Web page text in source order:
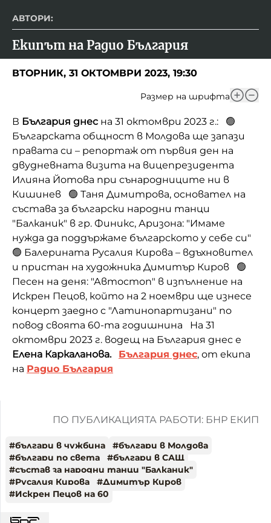
АВТОРИ:
Екипът на Радио България
ВТОРНИК, 31 ОКТОМВРИ 2023, 19:30
Размер на шрифта
В България днес на 31 октомври 2023 г.: 🟢
Българската общност в Молдова ще запази
правата си – репортаж от първия ден на
двудневната визита на вицепрезидента
Илияна Йотова при сънародниците ни в
Кишинев 🟢 Таня Димитрова, основател на
състава за български народни танци
"Балканик" в гр. Финикс, Аризона: "Имаме
нужда да поддържаме българското у себе си"
🟢 Балерината Русалия Кирова – вдъхновител
и пристан на художника Димитър Киров 🟢
Песен на деня: "Автостоп" в изпълнение на
Искрен Пецов, който на 2 ноември ще изнесе
концерт заедно с "Латинопартизани" по
повод своята 60-та годишнина На 31
октомври 2023 г. водещ на България днес е
Елена Каркаланова.
България днес, от екипа
на Радио България
ПО ПУБЛИКАЦИЯТА РАБОТИ: БНР ЕКИП
#българи в чужбина #българи в Молдова
#българи по света #българи в САЩ
#състав за народни танци "Балканик"
#Русалия Кирова #Димитър Киров
#Искрен Пецов на 60